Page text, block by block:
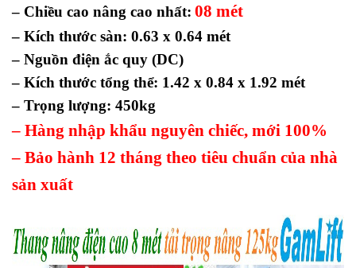
– Chiều cao nâng cao nhất: 08 mét
– Kích thước sàn: 0.63 x 0.64 mét
– Nguồn điện ắc quy (DC)
– Kích thước tổng thể: 1.42 x 0.84 x 1.92 mét
– Trọng lượng: 450kg
– Hàng nhập khẩu nguyên chiếc, mới 100%
– Bảo hành 12 tháng theo tiêu chuẩn của nhà
sản xuất